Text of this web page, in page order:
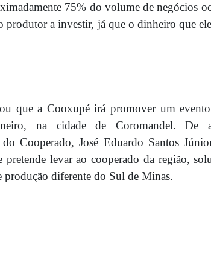
75% do volume de negócios
produtor a investir, já que o dinheiro que
que a Cooxupé irá promover um
na cidade de Coromandel. De
Cooperado, José Eduardo Santos
levar ao cooperado da região,
produção diferente do Sul de Minas.